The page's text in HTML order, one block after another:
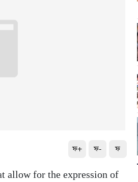
ফ+ ফ- ফ
allow for the expression of